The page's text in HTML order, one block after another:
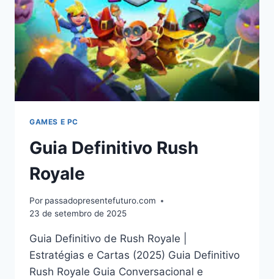
GAMES E PC
Guia Definitivo Rush
Royale
Por passadopresentefuturo.com
23 de setembro de 2025
Guia Definitivo de Rush Royale |
Estratégias e Cartas (2025) Guia Definitivo
Rush Royale Guia Conversacional e